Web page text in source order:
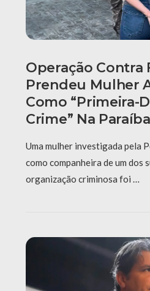
Operação Contra
Prendeu Mulher
Como “primeira-
Crime” Na Paraíba
Uma mulher investigada pela
como companheira de um dos
organização criminosa foi …